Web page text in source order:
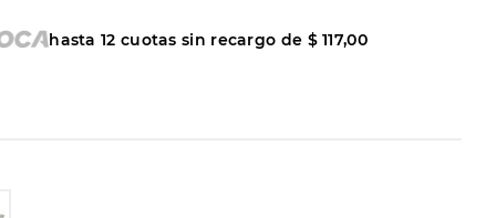
hasta12 cuotas sin recargo de $ 117,00